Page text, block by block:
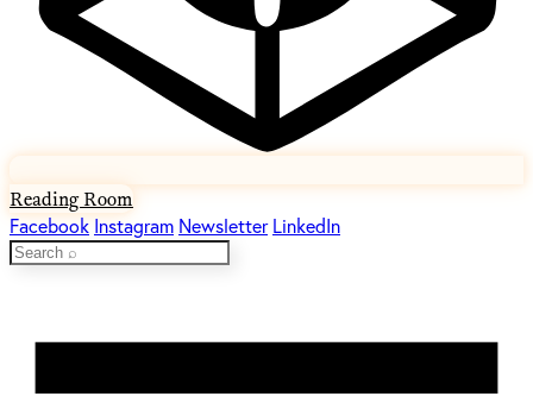
Reading Room
Facebook Instagram Newsletter LinkedIn